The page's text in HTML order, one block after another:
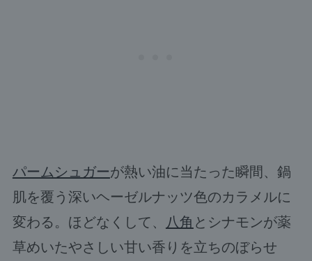
パームシュガーが熱い油に当たった瞬間、鍋
肌を覆う深いヘーゼルナッツ色のカラメルに
変わる。ほどなくして、 八角 とシナモンが薬
草めいたやさしい甘い香りを立ちのぼらせ